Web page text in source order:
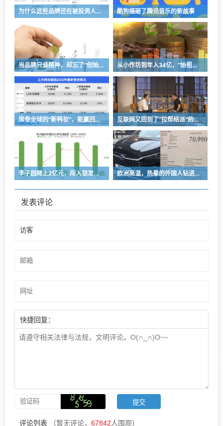
为什么这些品牌还在被投资人追捧 酷狗搞砸了腾讯音乐的新故事
当品牌只谈精神，却忘了“创始人思维” 从小作坊到年入34亿，“始祖鸟对手”被中国资本买了，能成“中产新宠”吗？
席卷全球的“新韩妆”，能赢回中国消费者吗？ 互联网又回到了“拉帮结派”的时代
李子园赌上2亿元，闯入银发市场 欧洲高温，热晕的外国人钻进中国新能源车里避暑
发表评论
快捷回复：
评论列表 （暂无评论， 67842人围观）